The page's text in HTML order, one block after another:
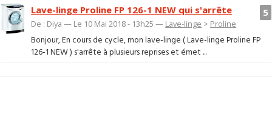
5
Lave-linge Proline FP 126-1 NEW qui s'arrête
De : Diya — Le 10 Mai 2018 - 13h25 — Lave-linge > Proline
Bonjour, En cours de cycle, mon lave-linge ( Lave-linge Proline FP
126-1 NEW ) s'arrête à plusieurs reprises et émet ...